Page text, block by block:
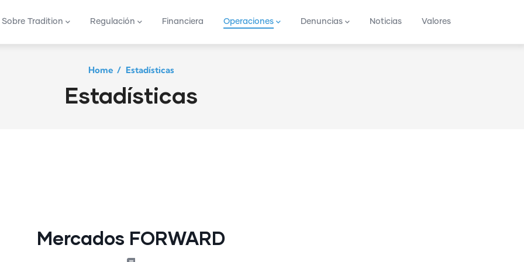
Sobre Tradition Regulación Financiera Operaciones Denuncias Noticias Valores
Home / Estadísticas
Estadísticas
Mercados FORWARD